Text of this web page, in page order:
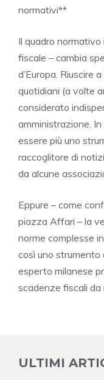
normativi**
Il quadro
fiscale – cambia
d’Europa. Riuscire
quotidiani (a volte
considerato
amministrazione.
essere più uno
raccoglitore di
da alcune
Eppure – come
piazza Affari – la
norme complesse
così uno strumento
esperto milanese
scadenze fiscali da
ULTIMI